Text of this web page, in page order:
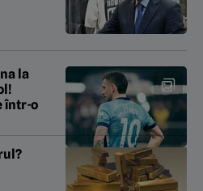
la
într-o